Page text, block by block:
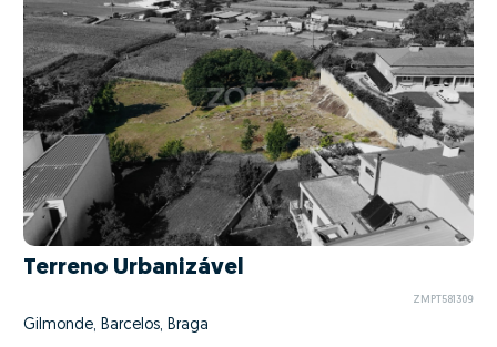
Terreno Urbanizável
ZMPT581309
Gilmonde, Barcelos, Braga